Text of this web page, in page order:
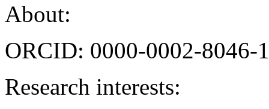
About:
ORCID: 0000-0002-8046-
Research interests: